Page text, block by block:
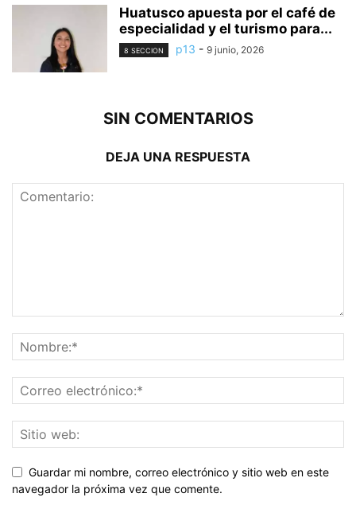
Huatusco apuesta por el café de
especialidad y el turismo para...
8 SECCION p13 - 9 junio, 2026
SIN COMENTARIOS
DEJA UNA RESPUESTA
Guardar mi nombre, correo electrónico y sitio web en este
navegador la próxima vez que comente.